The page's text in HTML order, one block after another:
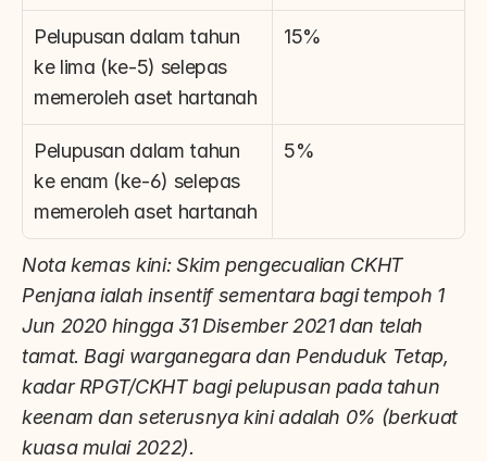
Pelupusan dalam tahun
ke lima (ke-5) selepas
memeroleh aset hartanah
15%
Pelupusan dalam tahun
ke enam (ke-6) selepas
memeroleh aset hartanah
5%
Nota kemas kini: Skim pengecualian CKHT
Penjana ialah insentif sementara bagi tempoh 1
Jun 2020 hingga 31 Disember 2021 dan telah
tamat. Bagi warganegara dan Penduduk Tetap,
kadar RPGT/CKHT bagi pelupusan pada tahun
keenam dan seterusnya kini adalah 0% (berkuat
kuasa mulai 2022).